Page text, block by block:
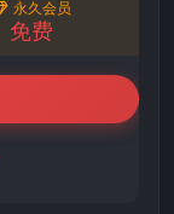
永久会员
免费